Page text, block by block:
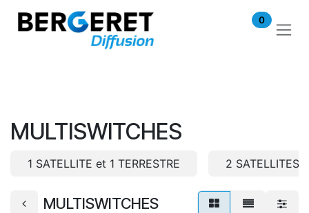
Se rendre au contenu
0
MULTISWITCHES
1 SATELLITE et 1 TERRESTRE 2 SATELLITES
MULTISWITCHES